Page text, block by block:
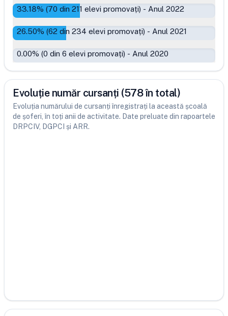
33.18% (70 din 211 elevi promovați) - Anul 2022
26.50% (62 din 234 elevi promovați) - Anul 2021
0.00% (0 din 6 elevi promovați) - Anul 2020
Evoluție număr cursanți (578 în total)
Evoluția numărului de cursanți înregistrați la această școală
de șoferi, în toți anii de activitate. Date preluate din rapoartele
DRPCIV, DGPCI și ARR.